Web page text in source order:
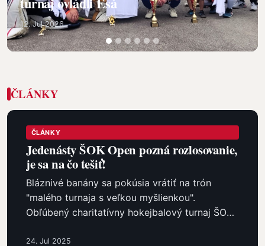
11. Jun 2026
ČLÁNKY
ČLÁNKY
Jedenásty ŠOK Open pozná rozlosovanie,
je sa na čo tešiť!
Bláznivé banány sa pokúsia vrátiť na trón
"malého turnaja s veľkou myšlienkou".
Obľúbený charitatívny hokejbalový turnaj ŠOK
24. Jul 2025